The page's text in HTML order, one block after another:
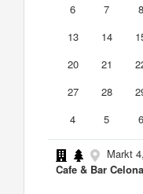
6
7 8
13
14
20
21
27
28
4
5 6
Markt
Cafe & Bar Celona